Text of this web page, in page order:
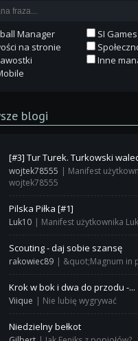
Manager
SI Games
na stronie
Inne
blogi
[#3] Tur Turek. Turkowski
wojtek78555 | Manifest
wojtek78555
Pilska Piłka [#1]
Luk10 | Manifest użytkownika
Scouting - daj sobie szansę
rakowiec89 | &quot;Magnum in
Krok w bok i dwa do przodu -...
Viique | Nie lubię wygrywać
Niedzielny bełkot